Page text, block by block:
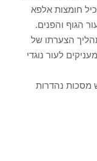
חומצות אלפא
הגוף והפנים.
הצערתו של
לעור נוגדי
מסכות נהדרות